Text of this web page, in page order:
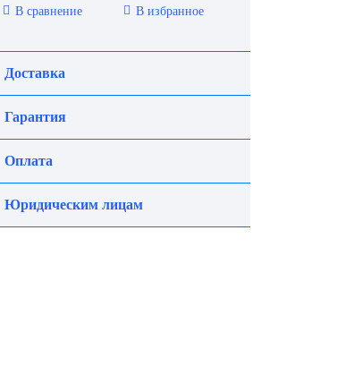
В сравнение В избранное
Доставка
Гарантия
Оплата
Юридическим лицам